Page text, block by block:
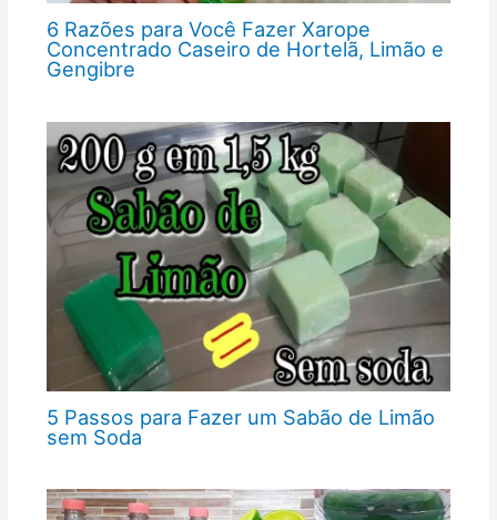
6 Razões para Você Fazer Xarope
Concentrado Caseiro de Hortelã, Limão e
Gengibre
5 Passos para Fazer um Sabão de Limão
sem Soda